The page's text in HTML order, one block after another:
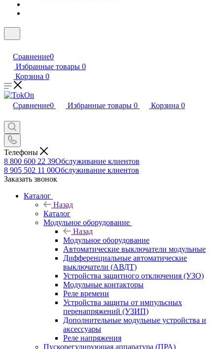
Сравнение0
Избранные товары 0
Корзина 0
Сравнение0 Избранные товары 0 Корзина 0
Телефоны
8 800 600 22 39Обслуживание клиентов
8 905 502 11 00Обслуживание клиентов
Заказать звонок
Каталог
Назад
Каталог
Модульное оборудование
Назад
Модульное оборудование
Автоматические выключатели модульные
Дифференциальные автоматические
выключатели (АВДТ)
Устройства защитного отключения (УЗО)
Модульные контакторы
Реле времени
Устройства защиты от импульсных
перенапряжений (УЗИП)
Дополнительные модульные устройства и
аксессуары
Реле напряжения
Пускорегулирующая аппаратура (ПРА)